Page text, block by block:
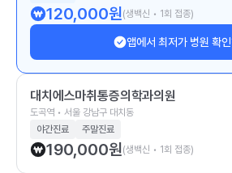
120,000원(생백신 • 1회 접종)
앱에서 최저가 병원 확인
대치에스마취통증의학과의원
도곡역 • 서울 강남구 대치동
야간진료
주말진료
190,000원(생백신 • 1회 접종)